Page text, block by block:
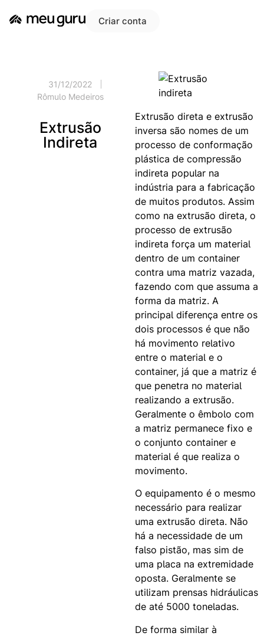
Criar conta
31/12/2022
Rômulo Medeiros
Extrusão
Indireta
Extrusão direta e extrusão
inversa são nomes de um
processo de conformação
plástica de compressão
indireta popular na
indústria para a fabricação
de muitos produtos. Assim
como na extrusão direta, o
processo de extrusão
indireta força um material
dentro de um container
contra uma matriz vazada,
fazendo com que assuma a
forma da matriz. A
principal diferença entre os
dois processos é que não
há movimento relativo
entre o material e o
container, já que a matriz é
que penetra no material
realizando a extrusão.
Geralmente o êmbolo com
a matriz permanece fixo e
o conjunto container e
material é que realiza o
movimento.
O equipamento é o mesmo
necessário para realizar
uma extrusão direta. Não
há a necessidade de um
falso pistão, mas sim de
uma placa na extremidade
oposta. Geralmente se
utilizam prensas hidráulicas
de até 5000 toneladas.
De forma similar à